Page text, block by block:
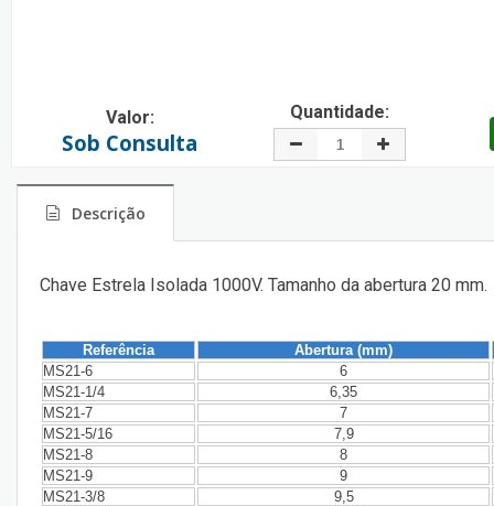
Valor:
Sob Consulta
Quantidade:
Descrição
Chave Estrela Isolada 1000V. Tamanho da abertura 20 mm.
Referência
Abertura (mm)
MS21-6
6
MS21-1/4
6,35
MS21-7
7
MS21-5/16
7,9
MS21-8
8
MS21-9
9
MS21-3/8
9,5